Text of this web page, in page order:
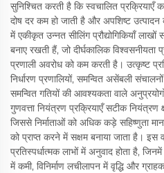
सुनिश्चित करती है कि स्वचालित प्रक्रियाएँ
दोष दर कम हो जाती है और अपशिष्ट
में एकीकृत उन्नत सीलिंग प्रौद्योगिकियाँ
बनाए रखती हैं, जो दीर्घकालिक
प्रणाली अवरोध को कम करती है। उत्कृष्ट
निर्धारण प्रणालियों, समन्वित असेंबली
समन्वित गतियों की आवश्यकता वाले
गुणवत्ता नियंत्रण प्रक्रियाएँ सटीक नियंत्रण
जिससे निर्माताओं को अधिक कड़े सहिष्णुता
को प्राप्त करने में सक्षम बनाया जाता है। इस
प्रतिस्पर्धात्मक लाभों में अनुवाद होता है,
में कमी, विनिर्माण लचीलापन में वृद्धि और